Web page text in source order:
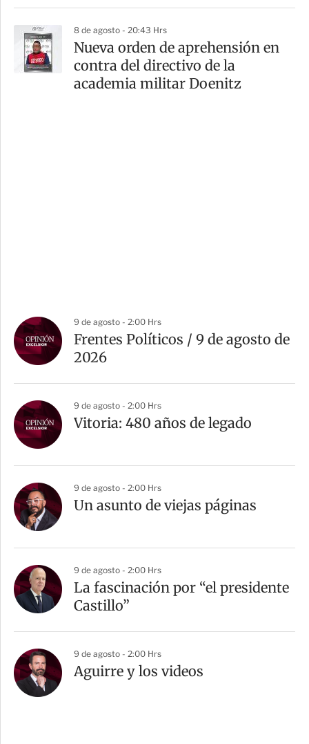
8 de agosto - 20:43 Hrs
Nueva orden de aprehensión en
contra del directivo de la
academia militar Doenitz
9 de agosto - 2:00 Hrs
Frentes Políticos / 9 de agosto de
2026
9 de agosto - 2:00 Hrs
Vitoria: 480 años de legado
9 de agosto - 2:00 Hrs
Un asunto de viejas páginas
9 de agosto - 2:00 Hrs
La fascinación por “el presidente
Castillo”
9 de agosto - 2:00 Hrs
Aguirre y los videos